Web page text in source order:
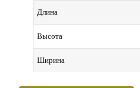
Длина
Высота
Ширина